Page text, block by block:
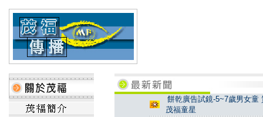
餅乾廣告試鏡-5~7歲男女
茂福童星